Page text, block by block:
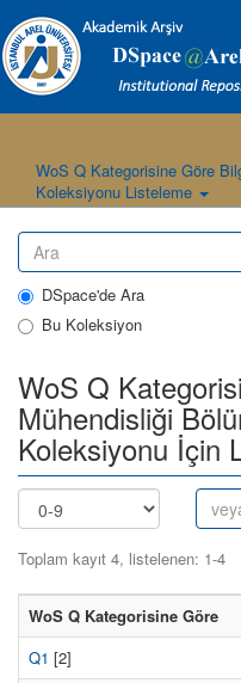
WoS Q Kategorisine Göre
Koleksiyonu Listeleme
DSpace'de Ara
Bu Koleksiyon
WoS Q
Mühendisliği
Koleksiyonu İçin
Toplam kayıt 4, listelenen: 1-4
WoS Q Kategorisine Göre
Q1 [2]